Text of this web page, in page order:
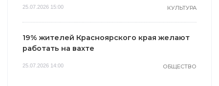
25.07.2026 15:00 КУЛЬТУРА
19% жителей Красноярского края желают
работать на вахте
25.07.2026 14:00 ОБЩЕСТВО